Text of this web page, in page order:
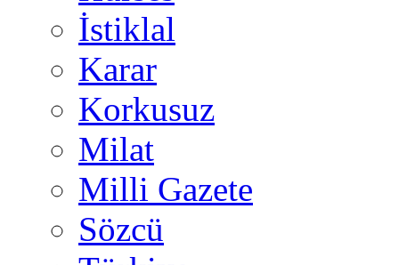
İstiklal
Karar
Korkusuz
Milat
Milli Gazete
Sözcü